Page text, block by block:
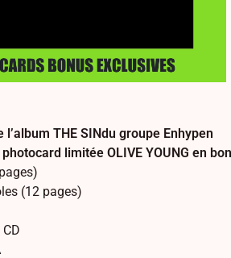
THE SINdu groupe Enhypen
limitée OLIVE YOUNG en
(12 pages)